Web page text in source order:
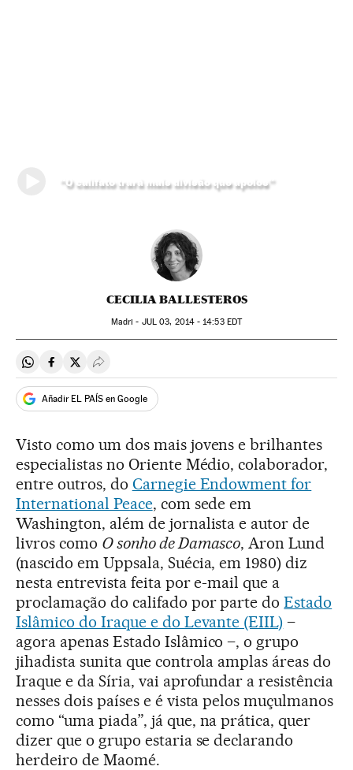
“O califato trará mais divisão que apoios”
CECILIA BALLESTEROS
Madri - JUL 03, 2014 - 14:53EDT
Compartir en Whatsapp
Compartir en Facebook
Compartir en Twitter
Desplegar Redes Sociales
Añadir EL PAÍS en Google
Visto como um dos mais jovens e brilhantes
especialistas no Oriente Médio, colaborador,
entre outros, do Carnegie Endowment for
International Peace, com sede em
Washington, além de jornalista e autor de
livros como O sonho de Damasco, Aron Lund
(nascido em Uppsala, Suécia, em 1980) diz
nesta entrevista feita por e-mail que a
proclamação do califado por parte doEstado
Islâmico do Iraque e do Levante (EIIL) –
agora apenas Estado Islâmico –, o grupo
jihadista sunita que controla amplas áreas do
Iraque e da Síria, vai aprofundar a resistência
nesses dois países e é vista pelos muçulmanos
como “uma piada”, já que, na prática, quer
dizer que o grupo estaria se declarando
herdeiro de Maomé.